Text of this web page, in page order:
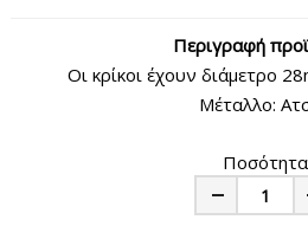
Περιγραφή
Οι κρίκοι έχουν διάμετρο
Μέταλλο:
Ποσότητα